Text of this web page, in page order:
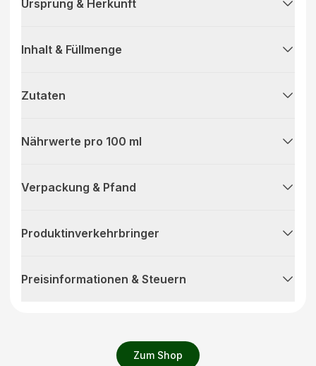
Zum Shop
Ursprung & Herkunft
Inhalt & Füllmenge
Zutaten
Nährwerte pro 100 ml
Verpackung & Pfand
Produktinverkehrbringer
Preisinformationen & Steuern